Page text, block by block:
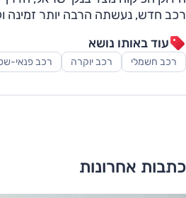
רכב חדש, נעשתה הרבה יותר זמינה
עוד באותו נושא
רכב חשמלי רכב יוקרה רכב פנאי-
כתבות אחרונות